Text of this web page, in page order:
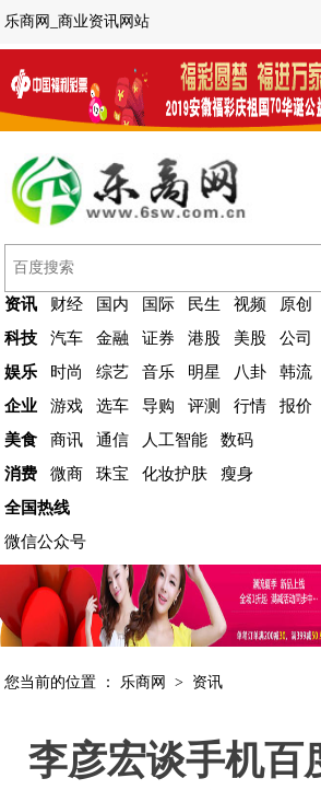
乐商网_商业资讯网站
资讯 财经 国内 国际 民生 视频 原创
科技
汽车 金融 证券 港股 美股 公司
娱乐
时尚 综艺 音乐 明星 八卦
韩流
企业
游戏 选车 导购 评测 行情
报价
美食
商讯 通信 人工智能
数码
消费
微商 珠宝 化妆护肤
瘦身
全国热线
微信公众号
您当前的位置 ： 乐商网 > 资讯
李彦宏谈手机百